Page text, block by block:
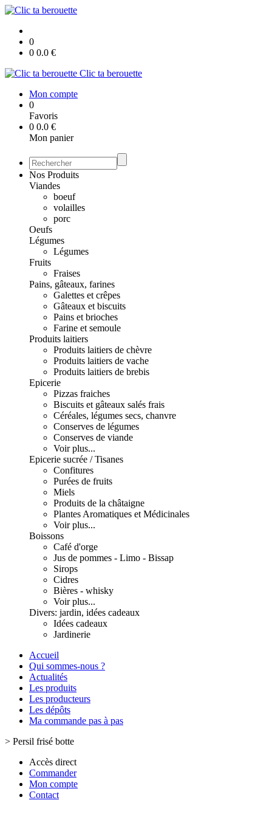
0
0 0.0 €
Clic ta berouette
Mon compte
0
Favoris
0 0.0 €
Mon panier
Nos Produits
Viandes
boeuf
volailles
porc
Oeufs
Légumes
Légumes
Fruits
Fraises
Pains, gâteaux, farines
Galettes et crêpes
Gâteaux et biscuits
Pains et brioches
Farine et semoule
Produits laitiers
Produits laitiers de chèvre
Produits laitiers de vache
Produits laitiers de brebis
Epicerie
Pizzas fraiches
Biscuits et gâteaux salés frais
Céréales, légumes secs, chanvre
Conserves de légumes
Conserves de viande
Voir plus...
Epicerie sucrée / Tisanes
Confitures
Purées de fruits
Miels
Produits de la châtaigne
Plantes Aromatiques et Médicinales
Voir plus...
Boissons
Café d'orge
Jus de pommes - Limo - Bissap
Sirops
Cidres
Bières - whisky
Voir plus...
Divers: jardin, idées cadeaux
Idées cadeaux
Jardinerie
Accueil
Qui sommes-nous ?
Actualités
Les produits
Les producteurs
Les dépôts
Ma commande pas à pas
> Persil frisé botte
Accès direct
Commander
Mon compte
Contact